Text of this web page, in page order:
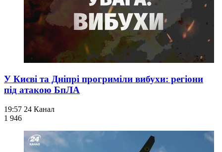
У Києві та Дніпрі прогриміли вибухи: регіони
під атакою БпЛА
19:57 24 Канал
1 946